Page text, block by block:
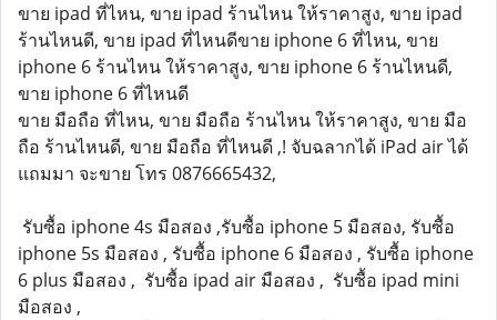
ขาย ipad ที่ไหน, ขาย ipad ร้านไหน ให้ราคาสูง, ขาย ipad
ร้านไหนดี, ขาย ipad ที่ไหนดีขาย iphone 6 ที่ไหน, ขาย
iphone 6 ร้านไหน ให้ราคาสูง, ขาย iphone 6 ร้านไหนดี,
ขาย iphone 6 ที่ไหนดี
ขาย มือถือ ที่ไหน, ขาย มือถือ ร้านไหน ให้ราคาสูง, ขาย มือ
ถือ ร้านไหนดี, ขาย มือถือ ที่ไหนดี ,! จับฉลากได้ iPad air ได้
แถมมา จะขาย โทร 0876665432,
รับซื้อ iphone 4s มือสอง ,รับซื้อ iphone 5 มือสอง, รับซื้อ
iphone 5s มือสอง , รับซื้อ iphone 6 มือสอง , รับซื้อ iphone
6 plus มือสอง , รับซื้อ ipad air มือสอง , รับซื้อ ipad mini
มือสอง ,